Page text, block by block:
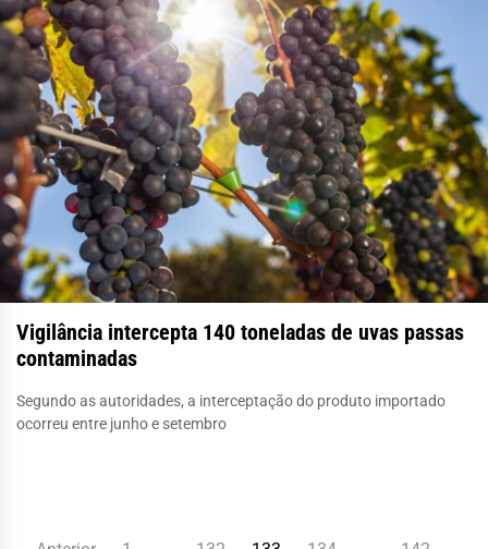
Vigilância intercepta 140 toneladas de uvas passas
contaminadas
Segundo as autoridades, a interceptação do produto importado
ocorreu entre junho e setembro